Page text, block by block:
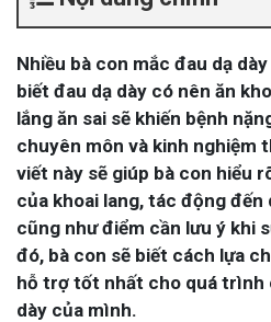
Nhiều bà con mắc đau dạ
biết đau dạ dày có nên ăn
lắng ăn sai sẽ khiến bệnh
chuyên môn và kinh nghiệm
viết này sẽ giúp bà con hiểu
của khoai lang, tác động đến
cũng như điểm cần lưu ý khi
đó, bà con sẽ biết cách lựa
hỗ trợ tốt nhất cho quá trình
dày của mình​​.